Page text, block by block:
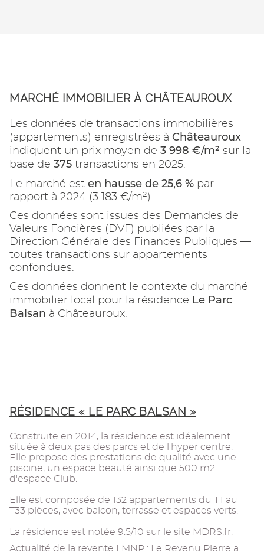
MARCHÉ IMMOBILIER À CHÂTEAUROUX
Les données de transactions immobilières
(appartements) enregistrées à Châteauroux
indiquent un prix moyen de 3 998 €/m² sur la
base de 375 transactions en 2025.
Le marché est en hausse de 25,6 % par
rapport à 2024 (3 183 €/m²).
Ces données sont issues des Demandes de
Valeurs Foncières (DVF) publiées par la
Direction Générale des Finances Publiques —
toutes transactions sur appartements
confondues.
Ces données donnent le contexte du marché
immobilier local pour la résidence Le Parc
Balsan à Châteauroux.
RÉSIDENCE « LE PARC BALSAN »
Construite en 2014, la résidence est idéalement
située à deux pas des parcs et de l'hyper centre.
Elle propose des prestations de qualité avec une
piscine, un espace beauté ainsi que 500 m2
d'espace Club.
Elle est composée de 132 appartements du T1 au
T33 pièces, avec balcon, terrasse et espaces verts.
La résidence est notée 9.5/10 sur le site MDRS.fr.
Actualité de la revente LMNP : Le Revenu Pierre a